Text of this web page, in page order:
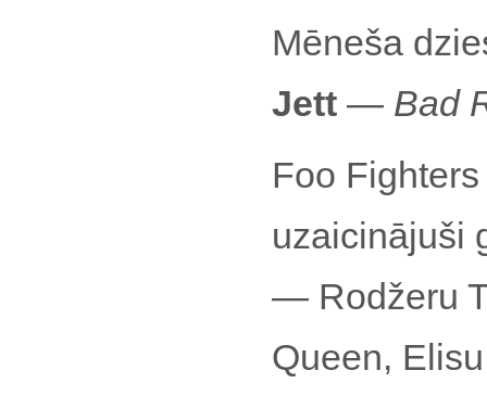
Mēneša
Jett — Bad
Foo
uzaicinājuši
— Rodžeru
Queen,